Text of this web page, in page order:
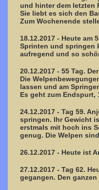
und hinter dem letzten
Sie liebt es sich den
Zum Wochenende
18.12.2017 - Heute am
Sprinten und springen
aufregend und so
20.12.2017 - 55 Tag.
Die
lassen und am
Es geht zum
24.12.2017 - Tag 59.
springen. Ihr Gewicht
erstmals mit hoch ins
genug. Die Welpen
26.12.2017 - Heute ist
27.12.2017 - Tag 62.
gegangen. Den